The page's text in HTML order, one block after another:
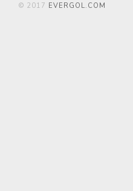
© 2017 EVERGOL.COM